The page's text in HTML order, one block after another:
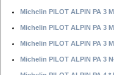
Michelin PILOT ALPIN PA 3
Michelin PILOT ALPIN PA 3
Michelin PILOT ALPIN PA 3
Michelin PILOT ALPIN PA 3